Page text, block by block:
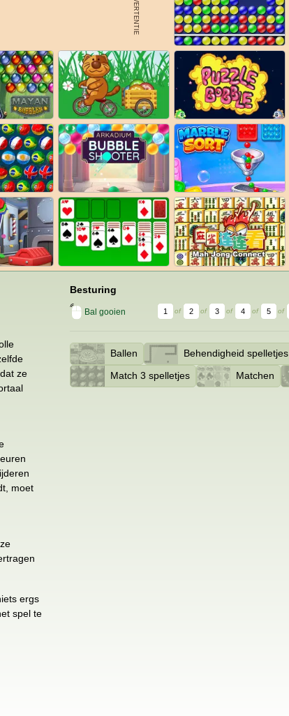
ze
moet
ergs
spel te
Besturing
Bal gooien 1 of 2 of 3 of 4 of 5 of
Ballen Behendigheid spelletjes
Match 3 spelletjes
Matchen